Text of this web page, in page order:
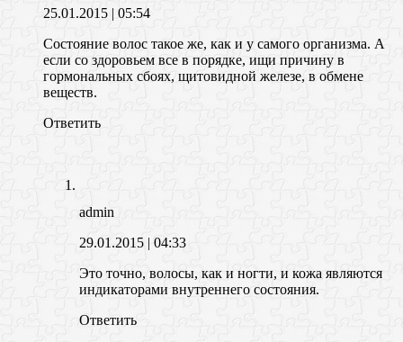
25.01.2015 | 05:54
Состояние волос такое же, как и у самого организма. А
если со здоровьем все в порядке, ищи причину в
гормональных сбоях, щитовидной железе, в обмене
веществ.
Ответить
admin
29.01.2015 | 04:33
Это точно, волосы, как и ногти, и кожа являются
индикаторами внутреннего состояния.
Ответить